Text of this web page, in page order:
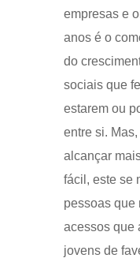
empresas e
anos é o
do
sociais que
estarem ou
entre si.
alcançar
fácil, este se
pessoas que
acessos que
jovens de